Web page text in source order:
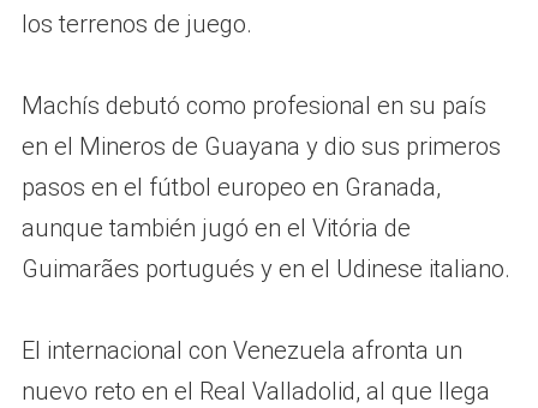
los terrenos de juego.
Machís debutó como profesional en su país
en el Mineros de Guayana y dio sus primeros
pasos en el fútbol europeo en Granada,
aunque también jugó en el Vitória de
Guimarães portugués y en el Udinese italiano.
El internacional con Venezuela afronta un
nuevo reto en el Real Valladolid, al que llega